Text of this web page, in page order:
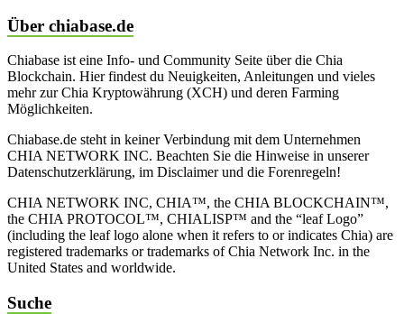
Über chiabase.de
Chiabase ist eine Info- und Community Seite über die Chia
Blockchain. Hier findest du Neuigkeiten, Anleitungen und vieles
mehr zur Chia Kryptowährung (XCH) und deren Farming
Möglichkeiten.
Chiabase.de steht in keiner Verbindung mit dem Unternehmen
CHIA NETWORK INC. Beachten Sie die Hinweise in unserer
Datenschutzerklärung, im Disclaimer und die Forenregeln!
CHIA NETWORK INC, CHIA™, the CHIA BLOCKCHAIN™,
the CHIA PROTOCOL™, CHIALISP™ and the “leaf Logo”
(including the leaf logo alone when it refers to or indicates Chia) are
registered trademarks or trademarks of Chia Network Inc. in the
United States and worldwide.
Suche